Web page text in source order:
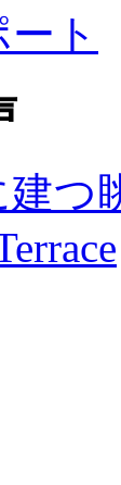
ト
建つ